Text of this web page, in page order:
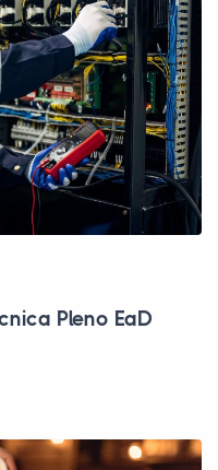
Pleno EaD